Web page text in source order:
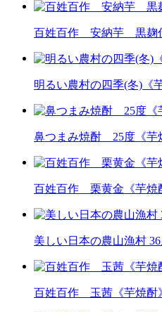
百姓百作 安納芋 黒麹
明るい農村の四季(冬)《
鼻つまみ焼酎 25度《芋
百姓百作 栗黄金《芋焼
美しい日本の農山漁村 36
百姓百作 玉茜《芋焼酎